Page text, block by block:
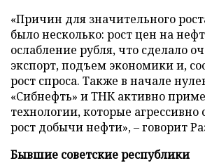
«Причин для значительного
было несколько: рост цен на
ослабление рубля, что сделало
экспорт, подъем экономики и,
рост спроса. Также в начале
«Сибнефть» и ТНК активно
технологии, которые
рост добычи нефти», – говорит
Бывшие советские республики